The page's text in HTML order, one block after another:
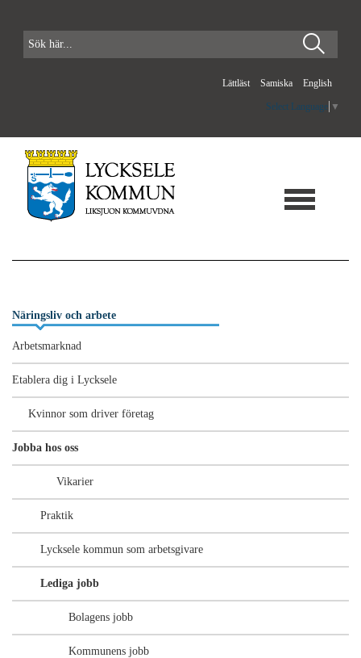
Lättläst Samiska English
Select Language ▼
Näringsliv och arbete
Arbetsmarknad
Etablera dig i Lycksele
Kvinnor som driver företag
Jobba hos oss
Vikarier
Praktik
Lycksele kommun som arbetsgivare
Lediga jobb
Bolagens jobb
Kommunens jobb